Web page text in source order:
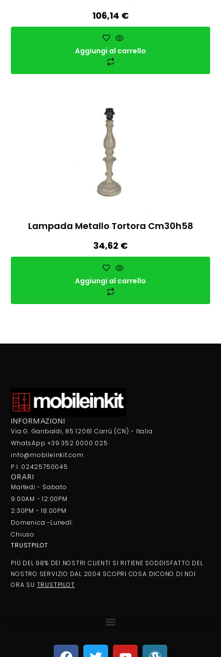
106,14 €
Aggiungi al carrello
Lampada Metallo Tortora Cm30h58
34,62 €
Aggiungi al carrello
INFORMAZIONI
Via G. Garibaldi, 85 12061 Carrù (CN) - Italia
WhatsApp +39 352 0000 025
info@mobileinkit.com
P.I. 02425750045
ORARI
Martedi - Sabato
9:00AM - 12:00PM
2:30PM - 18:00PM
Domenica -Lunedì:
Chiuso
TRUSTPILOT
PIÙ DEL 98% DEI NOSTRI CLIENTI SI RITIENE SODDISFATTO DEL
NOSTRO SERVIZIO DAL 2004 SCOPRI COSA DICONO DI NOI
ORA SU TRUSTPILOT